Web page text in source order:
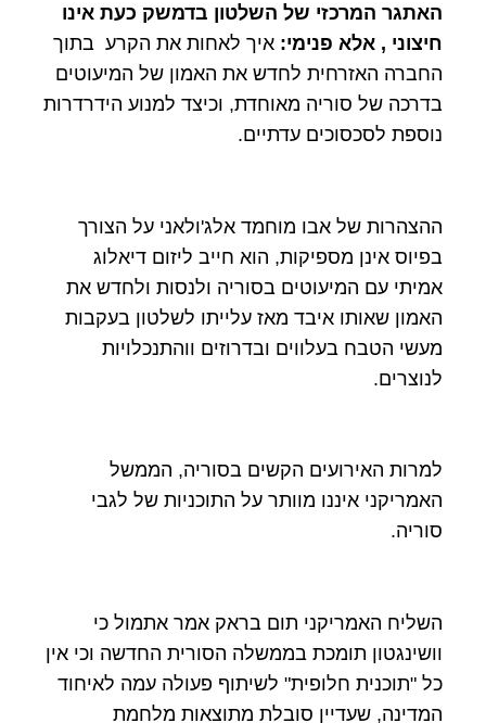
האתגר המרכזי של השלטון בדמשק כעת אינו
חיצוני , אלא פנימי: איך לאחות את הקרע בתוך
החברה האזרחית לחדש את האמון של המיעוטים
בדרכה של סוריה מאוחדת, וכיצד למנוע הידרדרות
נוספת לסכסוכים עדתיים.
ההצהרות של אבו מוחמד אלג'ולאני על הצורך
בפיוס אינן מספיקות, הוא חייב ליזום דיאלוג
אמיתי עם המיעוטים בסוריה ולנסות ולחדש את
האמון שאותו איבד מאז עלייתו לשלטון בעקבות
מעשי הטבח בעלווים ובדרוזים ווהתנכלויות
לנוצרים.
למרות האירועים הקשים בסוריה, הממשל
האמריקני איננו מוותר על התוכניות של לגבי
סוריה.
השליח האמריקני תום בראק אמר אתמול כי
וושינגטון תומכת בממשלה הסורית החדשה וכי אין
כל "תוכנית חלופית" לשיתוף פעולה עמה לאיחוד
המדינה, שעדיין סובלת מתוצאות מלחמת